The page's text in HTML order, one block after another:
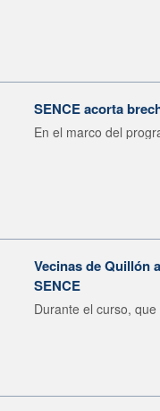
SENCE acorta
En el marco del
Vecinas de Quillón
SENCE
Durante el curso,